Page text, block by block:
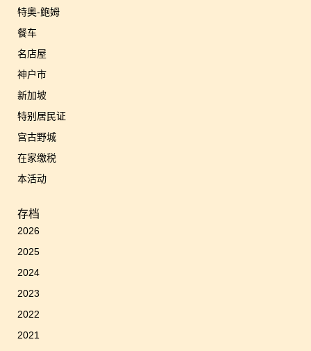
特奥-鲍姆
餐车
名店屋
神户市
新加坡
特别居民证
宫古野城
在家缴税
本活动
存档
2026
2025
2024
2023
2022
2021